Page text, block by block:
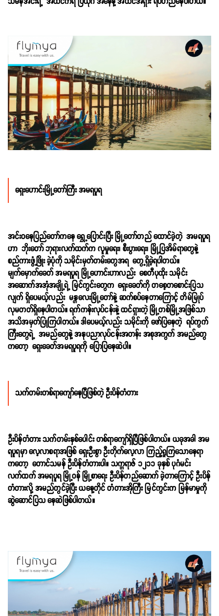
ရှေးဟောင်းမြို့တော်ကြီး အမရပူရ
အင်းဝနေပြည်တော်ကနေ ရွှေ့ပြောင်းပြီး မြို့တော်တည် ထောင်ခဲ့တဲ့ အမရပူရ
ဟာ ဘိုးတော် ဘုရားလက်ထက်က လူမှုရေး၊ စီးပွားရေး၊ မြို့ပြအိမ်ရာတွေနဲ့
စည်ကားဖွံ့ဖြိုး ခဲ့ပုံကို သမိုင်းမှတ်တမ်းတွေအရ တွေ့ရှိခဲ့ရပါတယ်။
မျက်မှောက်ခေတ် အမရပူရ မြို့ဟောင်းဟာလည်း စေတီပုထိုး သမိုင်း
အဆောက်အအုံအချို့ရဲ့ မြင်ကွင်းတွေက ရှေးခေတ်ကို တစေ့တစောင်းပြသ
လျက် ရှိပေမယ့်လည်း မန္တလေးမြို့တော်နဲ့ ဆက်စပ်နေတာကြောင့် တိမ်မြုပ်
လုမတတ်ရှိနေပါတယ်။ ရက်ကန်းလုပ်ငန်းနဲ့ ထင်ရှားတဲ့ မြို့တစ်မြို့အဖြစ်သာ
အသိအမှတ်ပြုကြပါတယ်။ ဒါပေမယ့်လည်း သမိုင်းကို ဖော်ပြနေတဲ့ ရပ်ကွက်
ကြီးတွေရဲ့ အမည်တွေနဲ့ အနုပညာလုပ်ငန်းအတန်း အစုအကွက် အမည်တွေ
ကတော့ ရှေးခေတ်အမရပူရကို ပြောပြနေဆဲပါ။
သက်တမ်းတစ်ရာကျော်နေပြီဖြစ်တဲ့ ဦးပိန်တံတား
ဦးပိန်တံတား သက်တမ်းနှစ်ပေါင်း တစ်ရာကျော်ရှိပြီဖြစ်ပါတယ်။ ယခုအခါ အမ
ရပူရမှာ လေ့လာစရာအဖြစ် ရှေးဦးစွာ ဦးတိုက်လေ့လာ ကြည့်ရှုကြသောနေရာ
ကတော့ တောင်သမန် ဦးပိန်တံတားပါ။ သက္ကရာဇ် ၁၂၁၁ ခုနှစ် ပုဂံမင်း
လက်ထက် အမရပူရ မြို့ဝန် မြို့စာရေး ဦးပိန်တည်ဆောက် ခဲ့တာကြောင့် ဦးပိန်
တံတားလို့ အမည်တွင်ခဲ့ပြီး ယနေ့တိုင် တံတားအိုကြီး မြင်ကွင်းက မြန်မာမှုကို
ဆွဲဆောင်ပြသ နေဆဲဖြစ်ပါတယ်။